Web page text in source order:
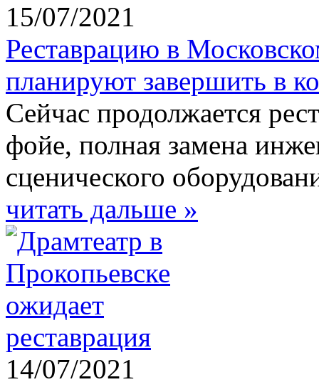
15/07/2021
Реставрацию в
планируют завершить в
Сейчас продолжается
фойе, полная замена
сценического
читать дальше »
14/07/2021